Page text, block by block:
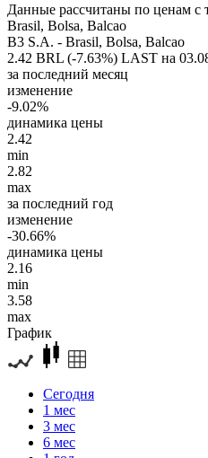
Данные рассчитаны по ценам с
Brasil, Bolsa, Balcao
B3 S.A. - Brasil, Bolsa, Balcao
2.42 BRL (-7.63%) LAST на
за последний месяц
изменение
-9.02%
динамика цены
2.42
min
2.82
max
за последний год
изменение
-30.66%
динамика цены
2.16
min
3.58
max
График
Сегодня
1 мес
3 мес
6 мес